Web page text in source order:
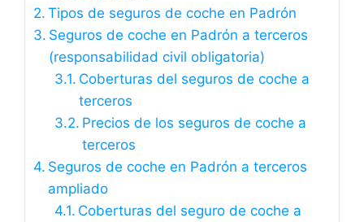
Tipos de seguros de coche en Padrón
Seguros de coche en Padrón a terceros
(responsabilidad civil obligatoria)
Coberturas del seguros de coche a
terceros
Precios de los seguros de coche a
terceros
Seguros de coche en Padrón a terceros
ampliado
Coberturas del seguro de coche a